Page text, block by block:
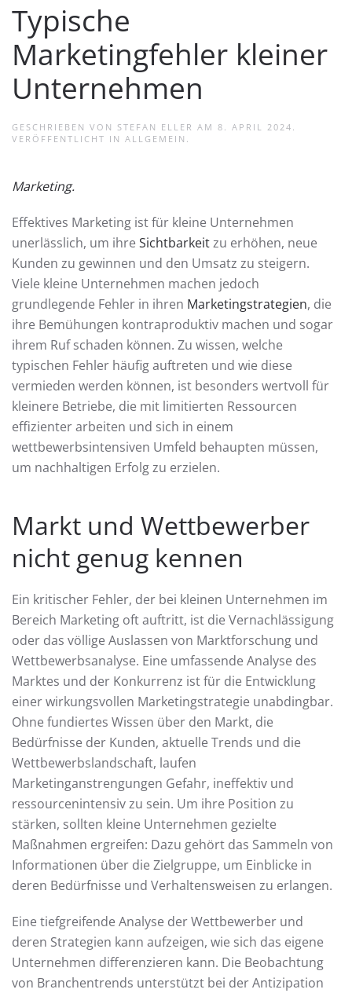
Typische
Marketingfehler kleiner
Unternehmen
GESCHRIEBEN VON STEFAN ELLER AM 8. APRIL 2024 .
VERÖFFENTLICHT IN ALLGEMEIN .
Marketing.
Effektives Marketing ist für kleine Unternehmen
unerlässlich, um ihre Sichtbarkeitzu erhöhen, neue
Kunden zu gewinnen und den Umsatz zu steigern.
Viele kleine Unternehmen machen jedoch
grundlegende Fehler in ihren Marketingstrategien, die
ihre Bemühungen kontraproduktiv machen und sogar
ihrem Ruf schaden können. Zu wissen, welche
typischen Fehler häufig auftreten und wie diese
vermieden werden können, ist besonders wertvoll für
kleinere Betriebe, die mit limitierten Ressourcen
effizienter arbeiten und sich in einem
wettbewerbsintensiven Umfeld behaupten müssen,
um nachhaltigen Erfolg zu erzielen.
Markt und Wettbewerber
nicht genug kennen
Ein kritischer Fehler, der bei kleinen Unternehmen im
Bereich Marketing oft auftritt, ist die Vernachlässigung
oder das völlige Auslassen von Marktforschung und
Wettbewerbsanalyse. Eine umfassende Analyse des
Marktes und der Konkurrenz ist für die Entwicklung
einer wirkungsvollen Marketingstrategie unabdingbar.
Ohne fundiertes Wissen über den Markt, die
Bedürfnisse der Kunden, aktuelle Trends und die
Wettbewerbslandschaft, laufen
Marketinganstrengungen Gefahr, ineffektiv und
ressourcenintensiv zu sein. Um ihre Position zu
stärken, sollten kleine Unternehmen gezielte
Maßnahmen ergreifen: Dazu gehört das Sammeln von
Informationen über die Zielgruppe, um Einblicke in
deren Bedürfnisse und Verhaltensweisen zu erlangen.
Eine tiefgreifende Analyse der Wettbewerber und
deren Strategien kann aufzeigen, wie sich das eigene
Unternehmen differenzieren kann. Die Beobachtung
von Branchentrends unterstützt bei der Antizipation